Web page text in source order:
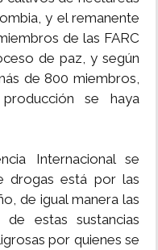
y el remanente
de las FARC
de paz, y según
de 800 miembros,
se haya
Internacional se
drogas está por las
de igual manera las
estas sustancias
por quienes se